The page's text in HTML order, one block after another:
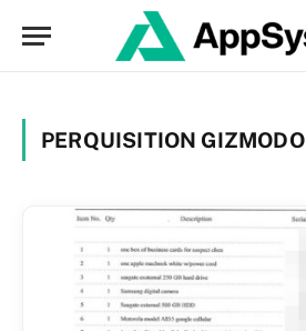
PERQUISITION GIZMODO